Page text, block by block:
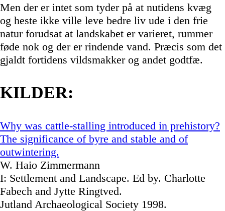
Men der er intet som tyder på at nutidens kvæg
og heste ikke ville leve bedre liv ude i den frie
natur forudsat at landskabet er varieret, rummer
føde nok og der er rindende vand. Præcis som det
gjaldt fortidens vildsmakker og andet godtfæ.
KILDER:
Why was cattle-stalling introduced in prehistory?
The significance of byre and stable and of
outwintering.
W. Haio Zimmermann
I: Settlement and Landscape. Ed by. Charlotte
Fabech and Jytte Ringtved.
Jutland Archaeological Society 1998.